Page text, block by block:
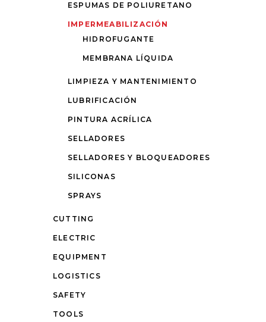
ESPUMAS DE POLIURETANO
IMPERMEABILIZACIÓN
HIDROFUGANTE
MEMBRANA LÍQUIDA
LIMPIEZA Y MANTENIMIENTO
LUBRIFICACIÓN
PINTURA ACRÍLICA
SELLADORES
SELLADORES Y BLOQUEADORES
SILICONAS
SPRAYS
CUTTING
ELECTRIC
EQUIPMENT
LOGISTICS
SAFETY
TOOLS